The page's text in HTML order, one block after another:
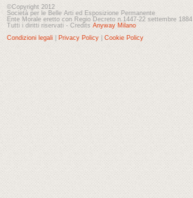
©Copyright 2012
Società per le Belle Arti ed Esposizione Permanente
Ente Morale eretto con Regio Decreto n.1447-22 settembre 1884
Tutti i diritti riservati - Credits Anyway Milano
Condizioni legali
Privacy Policy Cookie Policy